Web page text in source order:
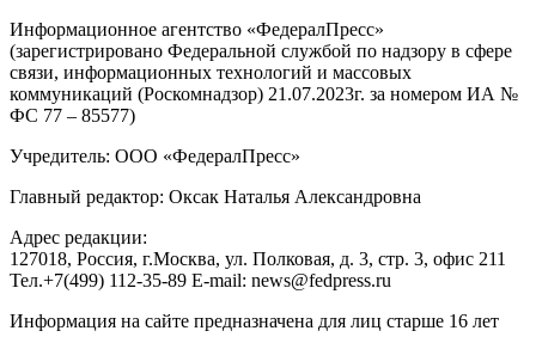
Информационное агентство «ФедералПресс»
(зарегистрировано Федеральной службой по надзору в сфере
связи, информационных технологий и массовых
коммуникаций (Роскомнадзор) 21.07.2023г. за номером ИА №
ФС 77 – 85577)
Учредитель: ООО «ФедералПресс»
Главный редактор: Оксак Наталья Александровна
Адрес редакции:
127018, Россия, г.Москва, ул. Полковая, д. 3, стр. 3, офис 211
Тел.+7(499) 112-35-89 E-mail: news@fedpress.ru
Информация на сайте предназначена для лиц старше 16 лет